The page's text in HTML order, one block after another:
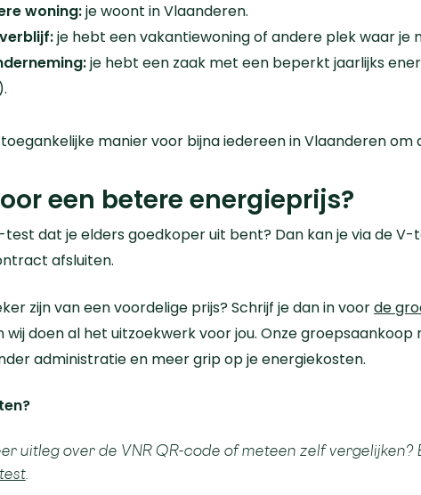
woning:je woont in Vlaanderen.
je hebt een vakantiewoning of andere plek waar je
je hebt een zaak met een beperkt jaarlijks
manier voor bijna iedereen in Vlaanderen
een betere energieprijs?
test dat je elders goedkoper uit bent? Dan kan je via de
afsluiten.
zijn van een voordelige prijs? Schrijf je dan in voorde
wij doen al het uitzoekwerk voor jou. Onze groepsaankoop
administratie en meer grip op je energiekosten.
uitleg over de VNR QR-code of meteen zelf vergelijken?
.